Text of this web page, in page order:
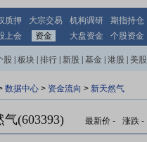
质押 大宗交易 机构调研 期指持仓
上会 资金 大盘资金 个股资金
股 板块 排行 新股 基金 港股 美股
数据中心 > 资金流向 > 新天然气
气(603393) 最新价 - 涨跌 -